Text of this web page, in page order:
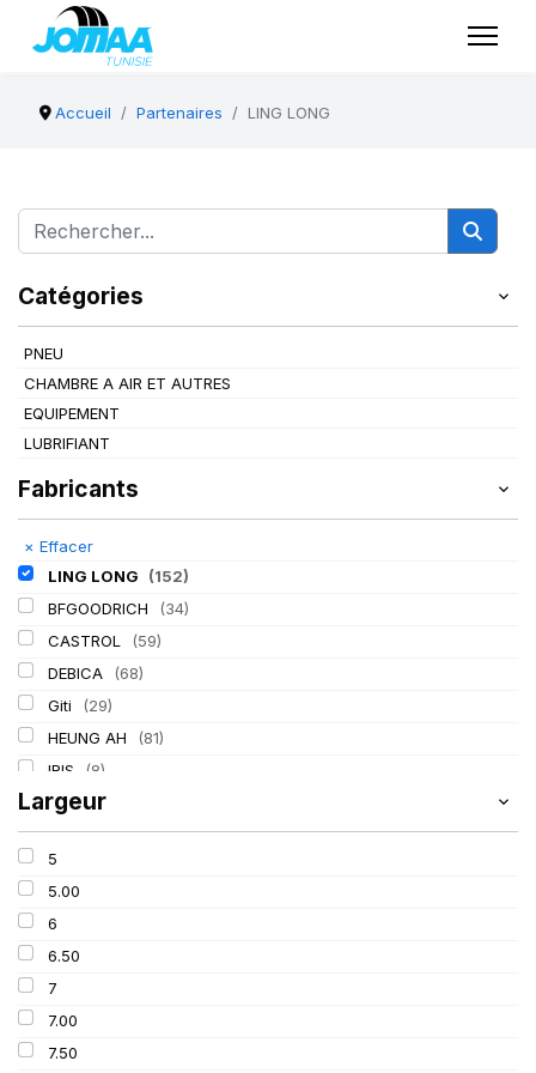
Accueil Partenaires LING LONG
Catégories
PNEU
CHAMBRE A AIR ET AUTRES
EQUIPEMENT
LUBRIFIANT
Fabricants
× Effacer
LING LONG
(152)
BFGOODRICH
(34)
CASTROL
(59)
DEBICA
(68)
Giti
(29)
HEUNG AH
(81)
IRIS
(8)
ITALMATIC
KLEBER (116)
LASSA
MICHELIN
MITAS
Mondolfo ferro
PIRELLI
PROMETEON
SCHRADER
Largeur
5
5.00
6
6.50
7
7.00
7.50